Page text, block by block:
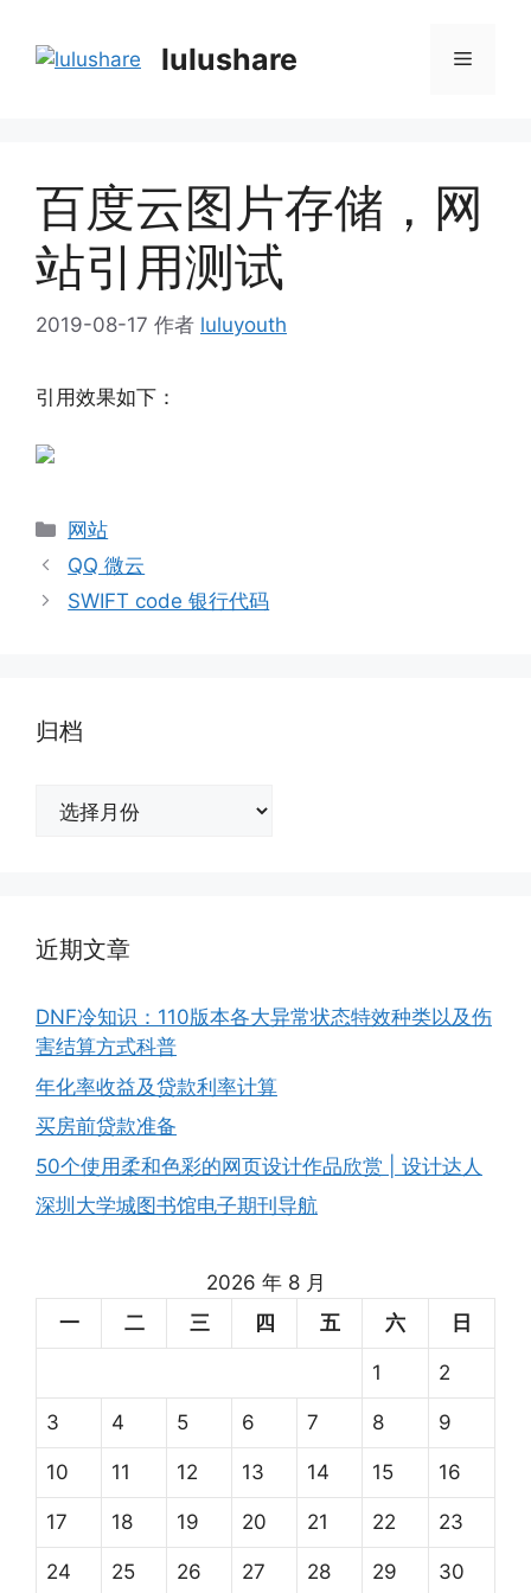
lulushare 菜
百度云图片存储，网
站引用测试
2019-08-17 作者 luluyouth
引用效果如下：
分
类
网站
QQ 微云
SWIFT code 银行代码
归档
近期文章
DNF冷知识：110版本各大异常状态特效种类以及伤
害结算方式科普
年化率收益及贷款利率计算
买房前贷款准备
50个使用柔和色彩的网页设计作品欣赏 | 设计达人
深圳大学城图书馆电子期刊导航
2026 年 8 月
一
二 三 四 五 六 日
1 2
3 4 5 6 7 8 9
10 11 12 13 14 15 16
17 18 19 20 21 22 23
24 25 26 27 28 29 30